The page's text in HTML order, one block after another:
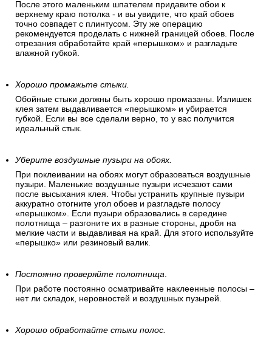
После этого маленьким шпателем придавите обои к
верхнему краю потолка - и вы увидите, что край обоев
точно совпадет с плинтусом. Эту же операцию
рекомендуется проделать с нижней границей обоев. После
отрезания обработайте край «перышком» и разгладьте
влажной губкой.
Хорошо промажьте стыки.
Обойные стыки должны быть хорошо промазаны. Излишек
клея затем выдавливается «перышком» и убирается
губкой. Если вы все сделали верно, то у вас получится
идеальный стык.
Уберите воздушные пузыри на обоях.
При поклеивании на обоях могут образоваться воздушные
пузыри. Маленькие воздушные пузыри исчезают сами
после высыхания клея. Чтобы устранить крупные пузыри
аккуратно отогните угол обоев и разгладьте полосу
«перышком». Если пузыри образовались в середине
полотнища – разгоните их в разные стороны, дробя на
мелкие части и выдавливая на край. Для этого используйте
«перышко» или резиновый валик.
Постоянно проверяйте полотнища.
При работе постоянно осматривайте наклеенные полосы –
нет ли складок, неровностей и воздушных пузырей.
Хорошо обработайте стыки полос.